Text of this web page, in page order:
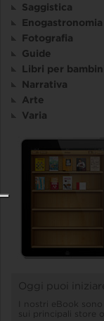
Saggistica
Enogastronomia
Fotografia
Guide
Libri per
Narrativa
Arte
Varia
Oggi puoi
I nostri eBook
sui principali store